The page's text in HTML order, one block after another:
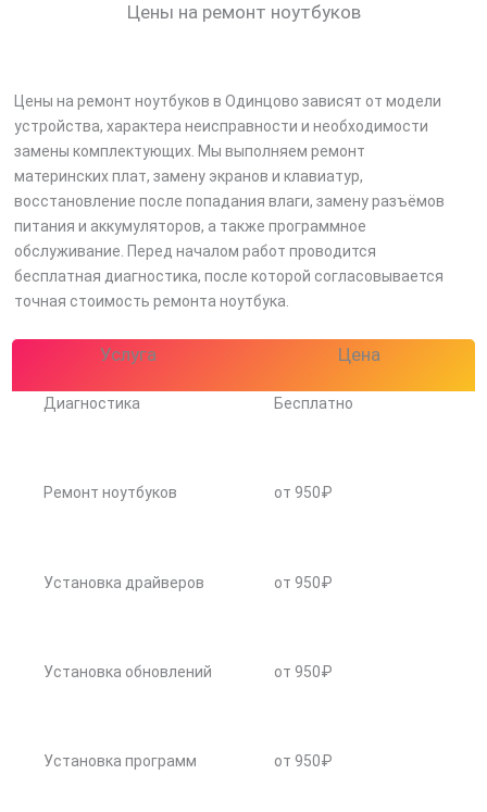
Цены на ремонт ноутбуков
Цены на ремонт ноутбуков в Одинцово зависят от модели
устройства, характера неисправности и необходимости
замены комплектующих. Мы выполняем ремонт
материнских плат, замену экранов и клавиатур,
восстановление после попадания влаги, замену разъёмов
питания и аккумуляторов, а также программное
обслуживание. Перед началом работ проводится
бесплатная диагностика, после которой согласовывается
точная стоимость ремонта ноутбука.
Услуга Цена
Диагностика Бесплатно
Ремонт ноутбуков от 950₽
Установка драйверов от 950₽
Установка обновлений от 950₽
Установка программ от 950₽